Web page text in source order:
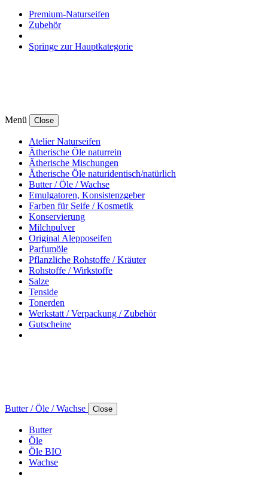
Premium-Naturseifen
Zubehör
Springe zur Hauptkategorie
Menü Close
Atelier Naturseifen
Ätherische Öle naturrein
Ätherische Mischungen
Ätherische Öle naturidentisch/natürlich
Butter / Öle / Wachse
Emulgatoren, Konsistenzgeber
Farben für Seife / Kosmetik
Konservierung
Milchpulver
Original Alepposeifen
Parfumöle
Pflanzliche Rohstoffe / Kräuter
Rohstoffe / Wirkstoffe
Salze
Tenside
Tonerden
Werkstatt / Verpackung / Zubehör
Gutscheine
Butter / Öle / Wachse Close
Butter
Öle
Öle BIO
Wachse